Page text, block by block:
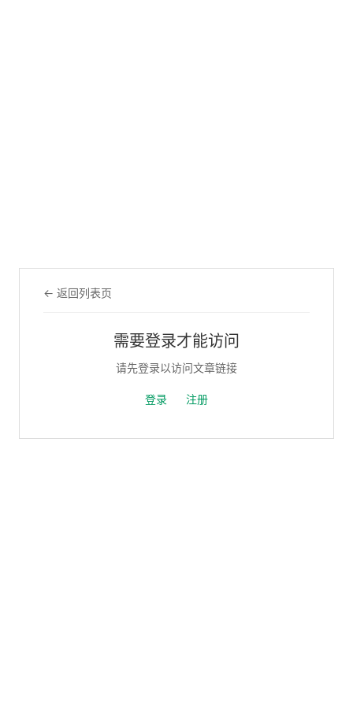
← 返回列表页
需要登录才能访问
请先登录以访问文章链接
登录 注册